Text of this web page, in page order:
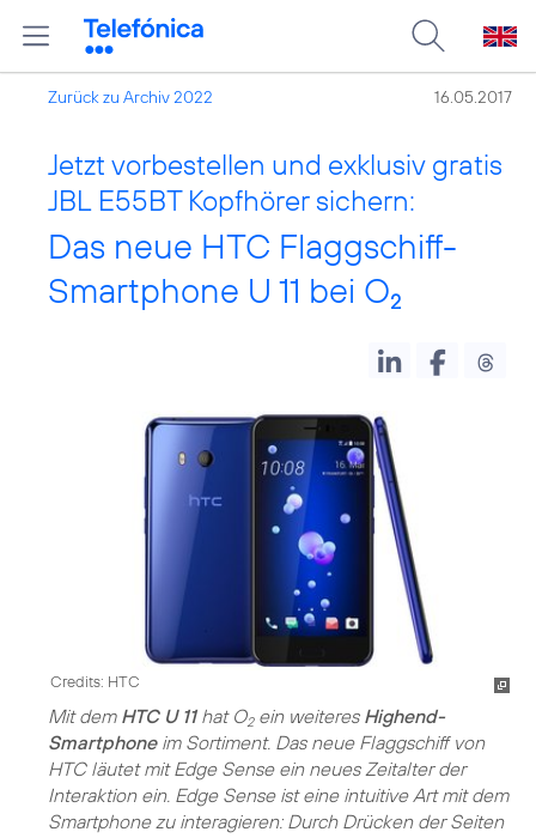
Zurück zu Archiv 2022 16.05.2017
Jetzt vorbestellen und exklusiv gratis
JBL E55BT Kopfhörer sichern:
Das neue HTC Flaggschiff-
Smartphone U 11 bei O2
Credits: HTC
Mit dem HTC U 11hat O2ein weiteres Highend-
Smartphoneim Sortiment. Das neue Flaggschiff von
HTC läutet mit Edge Sense ein neues Zeitalter der
Interaktion ein. Edge Sense ist eine intuitive Art mit dem
Smartphone zu interagieren: Durch Drücken der Seiten